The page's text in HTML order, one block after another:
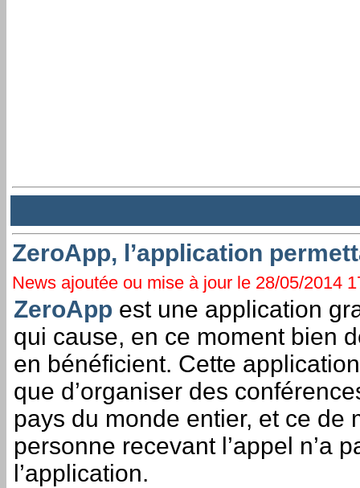
ZeroApp, l’application
News ajoutée ou mise à jour le 28/05/2014
ZeroApp est une application
qui cause, en ce moment bien
en bénéficient. Cette
que d’organiser des
pays du monde entier, et ce de
personne recevant l’appel n’a
l’application.